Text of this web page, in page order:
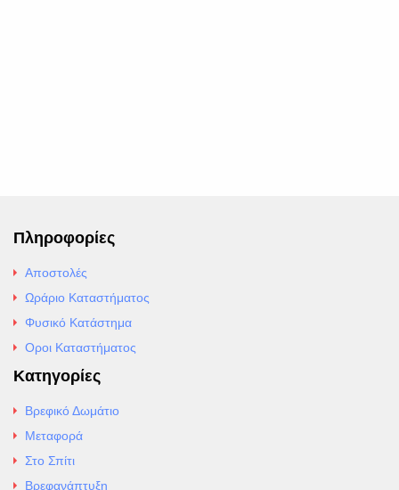
Πληροφορίες
Αποστολές
Ωράριο Καταστήματος
Φυσικό Κατάστημα
Οροι Καταστήματος
Κατηγορίες
Βρεφικό Δωμάτιο
Μεταφορά
Στο Σπίτι
Βρεφανάπτυξη